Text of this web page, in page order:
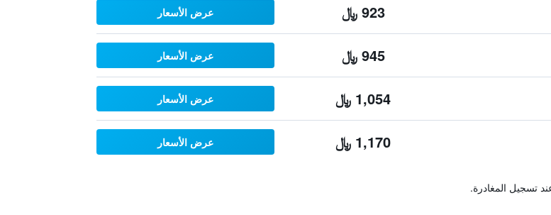
923 ﷼ عرض الأسعار
945 ﷼ عرض الأسعار
1,054 ﷼ عرض الأسعار
1,170 ﷼ عرض الأسعار
تسجيل المغادرة.